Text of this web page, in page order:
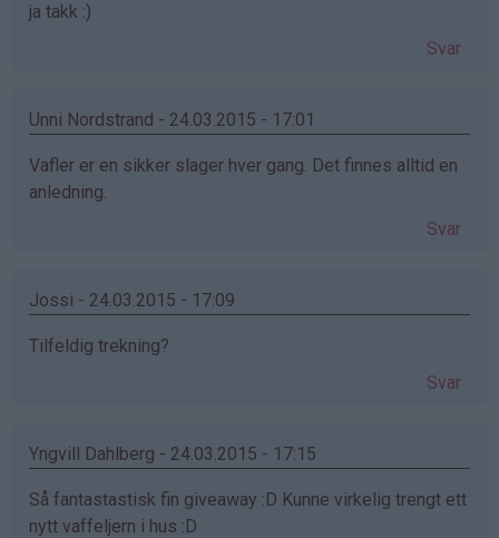
ja takk :)
Svar
Unni Nordstrand - 24.03.2015 - 17:01
Vafler er en sikker slager hver gang. Det finnes alltid en
anledning.
Svar
Jossi - 24.03.2015 - 17:09
Tilfeldig trekning?
Svar
Yngvill Dahlberg - 24.03.2015 - 17:15
Så fantastastisk fin giveaway :D Kunne virkelig trengt ett
nytt vaffeljern i hus :D